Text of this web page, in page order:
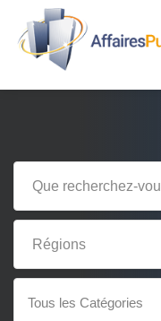
Tous les Catégories